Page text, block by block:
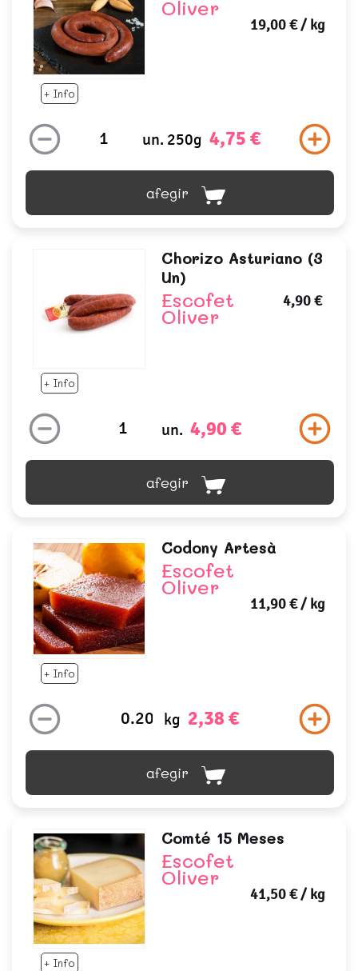
+ Info
Oliver
19,00 €/ kg
un. 250g 4,75 €
afegir
+ Info
Chorizo Asturiano (3
Un)
Escofet
Oliver
4,90 €
un. 4,90 €
afegir
+ Info
Codony Artesà
Escofet
Oliver
11,90 €/ kg
kg 2,38 €
afegir
+ Info
Comté 15 Meses
Escofet
Oliver
41,50 €/ kg